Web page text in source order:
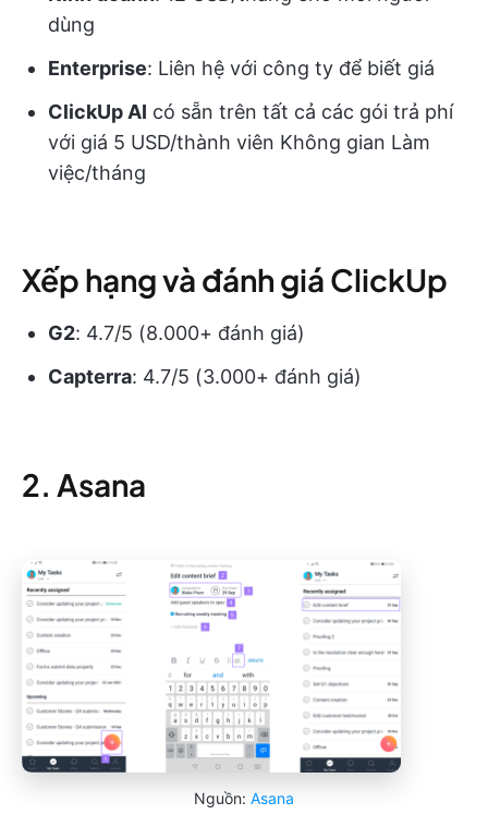
dùng
Enterprise: Liên hệ với công ty để biết giá
ClickUp AI có sẵn trên tất cả các gói trả phí
với giá 5 USD/thành viên Không gian Làm
việc/tháng
Xếp hạng và đánh giá ClickUp
G2: 4.7/5 (8.000+ đánh giá)
Capterra: 4.7/5 (3.000+ đánh giá)
2. Asana
Nguồn: Asana